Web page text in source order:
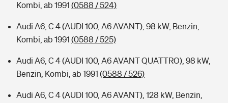
Kombi, ab 1991 (0588 / 524)
Audi A6, C 4 (AUDI 100, A6 AVANT), 98 kW, Benzin,
Kombi, ab 1991 (0588 / 525)
Audi A6, C 4 (AUDI 100, A6 AVANT QUATTRO), 98 kW,
Benzin, Kombi, ab 1991 (0588 / 526)
Audi A6, C 4 (AUDI 100, A6 AVANT), 128 kW, Benzin,